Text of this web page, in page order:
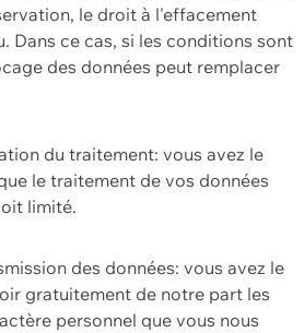
le droit à l'effacement
Dans ce cas, si les conditions sont
des données peut remplacer
du traitement: vous avez le
le traitement de vos données
limité.
des données: vous avez le
gratuitement de notre part les
personnel que vous nous